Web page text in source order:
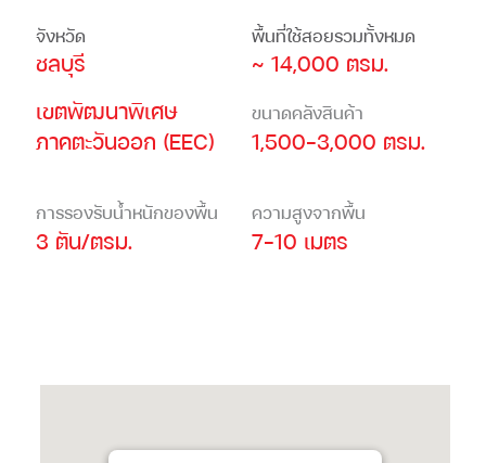
จังหวัด
ชลบุรี
พื้นที่ใช้สอยรวมทั้งหมด
~ 14,000 ตรม.
เขตพัฒนาพิเศษ
ภาคตะวันออก (EEC)
ขนาดคลังสินค้า
1,500-3,000 ตรม.
การรองรับน้ำหนักของพื้น
3 ตัน/ตรม.
ความสูงจากพื้น
7-10 เมตร